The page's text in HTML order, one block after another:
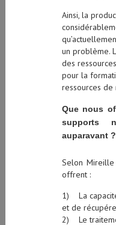
Ainsi, la
un problème.
des
pour la
ressources de
Que nous
supports
auparavant ?
Selon Mireille
offrent :
1) La
et de
2) Le